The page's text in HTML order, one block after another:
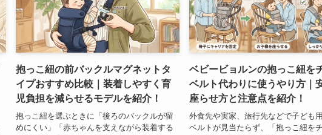
抱っこ紐の前バックルマグネットタ
イプおすすめ比較｜装着しやすく育
児負担を減らせるモデルを紹介！
抱っこ紐を選ぶときに「後ろのバックルが留
めにくい」「赤ちゃんを支えながら装着する
ベビービョルンの抱っこ紐を
ベルト代わりに使うやり方｜
座らせ方と注意点を紹介！
外食先や実家、旅行先などで子ども
ベルトが見当たらず、「抱っこ紐を